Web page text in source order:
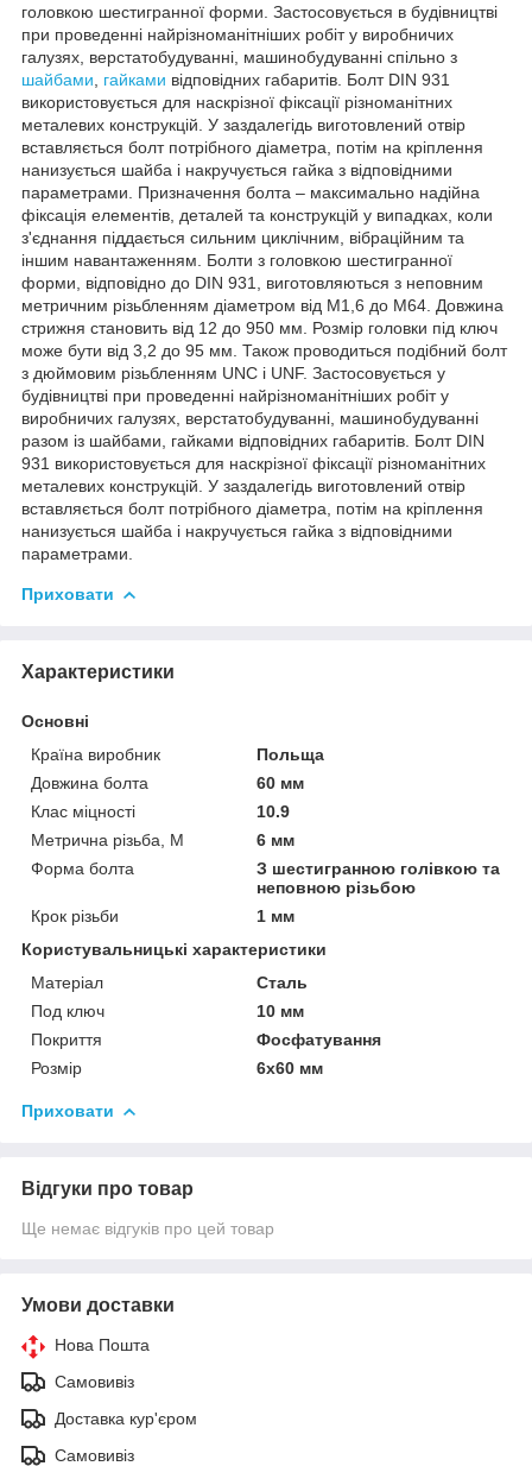
головкою шестигранної форми. Застосовується в будівництві
при проведенні найрізноманітніших робіт у виробничих
галузях, верстатобудуванні, машинобудуванні спільно з
шайбами
гайками відповідних габаритів. Болт DIN 931
використовується для наскрізної фіксації різноманітних
металевих конструкцій. У заздалегідь виготовлений отвір
вставляється болт потрібного діаметра, потім на кріплення
нанизується шайба і накручується гайка з відповідними
параметрами. Призначення болта – максимально надійна
фіксація елементів, деталей та конструкцій у випадках, коли
з'єднання піддається сильним циклічним, вібраційним та
іншим навантаженням. Болти з головкою шестигранної
форми, відповідно до DIN 931, виготовляються з неповним
метричним різьбленням діаметром від М1,6 до М64. Довжина
стрижня становить від 12 до 950 мм. Розмір головки під ключ
може бути від 3,2 до 95 мм. Також проводиться подібний болт
з дюймовим різьбленням UNC і UNF. Застосовується у
будівництві при проведенні найрізноманітніших робіт у
виробничих галузях, верстатобудуванні, машинобудуванні
разом із шайбами, гайками відповідних габаритів. Болт DIN
931 використовується для наскрізної фіксації різноманітних
металевих конструкцій. У заздалегідь виготовлений отвір
вставляється болт потрібного діаметра, потім на кріплення
нанизується шайба і накручується гайка з відповідними
параметрами.
Приховати
Характеристики
Основні
Країна виробник
Польща
Довжина болта
60 мм
Клас міцності
10.9
Метрична різьба, М
6 мм
Форма болта
З шестигранною голівкою та
неповною різьбою
Крок різьби
1 мм
Користувальницькі характеристики
Матеріал
Сталь
Под ключ
10 мм
Покриття
Фосфатування
Розмір
6х60 мм
Приховати
Відгуки про товар
Ще немає відгуків про цей товар
Умови доставки
Нова Пошта
Самовивіз
Доставка кур'єром
Самовивіз